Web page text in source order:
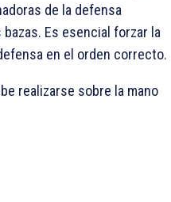
de la defensa
Es esencial forzar la
en el orden correcto.
realizarse sobre la mano